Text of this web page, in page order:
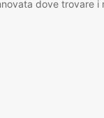
dove trovare i